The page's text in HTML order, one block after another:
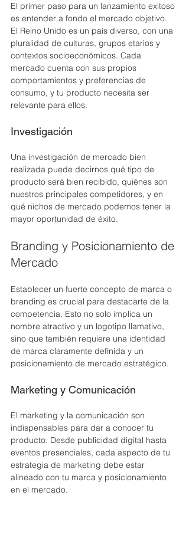
El primer paso para un lanzamiento exitoso
es entender a fondo el mercado objetivo.
El Reino Unido es un país diverso, con una
pluralidad de culturas, grupos etarios y
contextos socioeconómicos. Cada
mercado cuenta con sus propios
comportamientos y preferencias de
consumo, y tu producto necesita ser
relevante para ellos.
Investigación
Una investigación de mercado bien
realizada puede decirnos qué tipo de
producto será bien recibido, quiénes son
nuestros principales competidores, y en
qué nichos de mercado podemos tener la
mayor oportunidad de éxito.
Branding y Posicionamiento de
Mercado
Establecer un fuerte concepto de marca o
branding es crucial para destacarte de la
competencia. Esto no solo implica un
nombre atractivo y un logotipo llamativo,
sino que también requiere una identidad
de marca claramente definida y un
posicionamiento de mercado estratégico.
Marketing y Comunicación
El marketing y la comunicación son
indispensables para dar a conocer tu
producto. Desde publicidad digital hasta
eventos presenciales, cada aspecto de tu
estrategia de marketing debe estar
alineado con tu marca y posicionamiento
en el mercado.